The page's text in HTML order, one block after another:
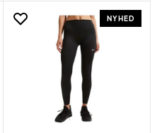
NYHED